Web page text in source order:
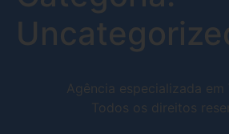
Agência especializada em
Todos os direitos